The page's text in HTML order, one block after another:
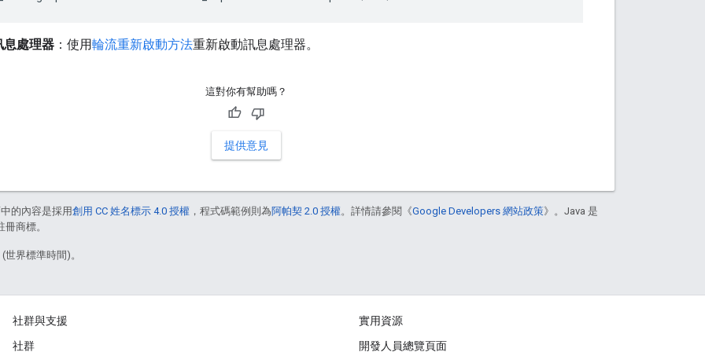
息處理器 ：使用輪流重新啟動方法重新啟動訊息處理器。
這對你有幫助嗎？
提供意見
的內容是採用創用 CC 姓名標示 4.0 授權 ，程式碼範例則為阿帕契 2.0 授權。詳情請參閱《Google Developers 網站政策》。Java 是
商標。
界標準時間)。
社群與支援
社群
實用資源
開發人員總覽頁面